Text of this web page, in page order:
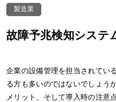
製造業
故障予兆検知システ
企業の設備管理を担当されてい
る方も多いのではないでしょう
メリット、そして導入時の注意